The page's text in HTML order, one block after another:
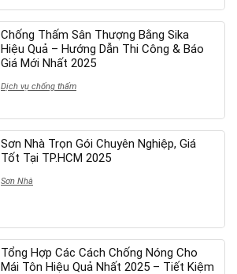
Chống Thấm Sân Thượng Bằng Sika
Hiệu Quả – Hướng Dẫn Thi Công & Báo
Giá Mới Nhất 2025
Dịch vụ chống thấm
Sơn Nhà Trọn Gói Chuyên Nghiệp, Giá
Tốt Tại TP.HCM 2025
Sơn Nhà
Tổng Hợp Các Cách Chống Nóng Cho
Mái Tôn Hiệu Quả Nhất 2025 – Tiết Kiệm